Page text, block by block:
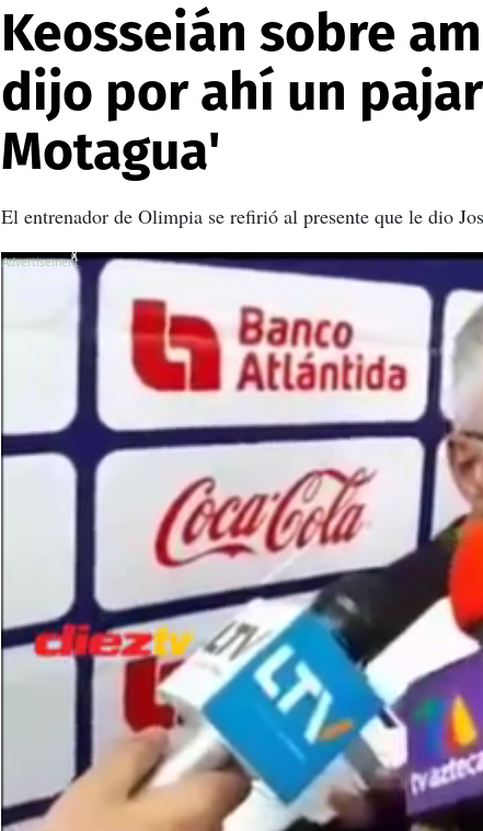
Keosseián sobre
dijo por ahí un
Motagua'
El entrenador de Olimpia se refirió al presente que le dio
X